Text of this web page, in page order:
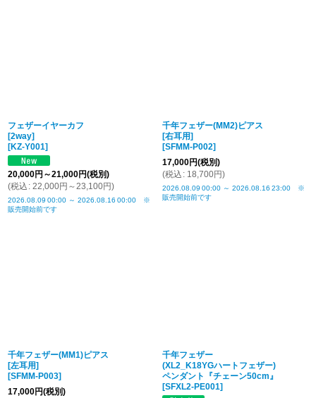
フェザーイヤーカフ
[2way]
[KZ-Y001]
20,000円 ～21,000円(税別)
(税込 : 22,000円 ～23,100円)
2026.08.09 00:00 ～ 2026.08.16 00:00 ※
販売開始前です
千年フェザー(MM2)ピアス
[右耳用]
[SFMM-P002]
17,000円(税別)
(税込 : 18,700円)
2026.08.09 00:00 ～ 2026.08.16 23:00 ※
販売開始前です
千年フェザー(MM1)ピアス
[左耳用]
[SFMM-P003]
17,000円(税別)
千年フェザー
(XL2_K18YGハートフェザー)
ペンダント『チェーン50cm』
[SFXL2-PE001]